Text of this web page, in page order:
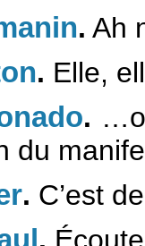
. Ah
. Elle,
.
du
. C’est
.